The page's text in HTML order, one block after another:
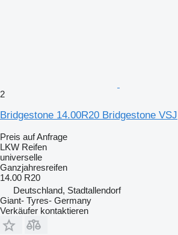
2
Bridgestone 14.00R20 Bridgestone VSJ
Preis auf Anfrage
LKW Reifen
universelle
Ganzjahresreifen
14.00 R20
Deutschland, Stadtallendorf
Giant- Tyres- Germany
Verkäufer kontaktieren